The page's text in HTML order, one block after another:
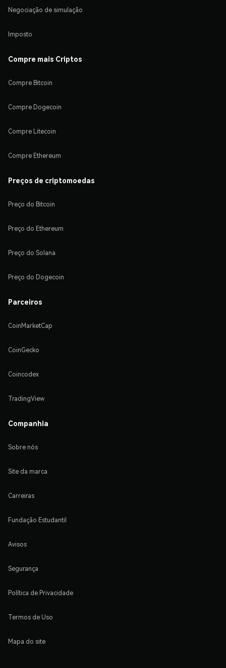
Negociação de simulação
Imposto
Compre mais Criptos
Compre Bitcoin
Compre Dogecoin
Compre Litecoin
Compre Ethereum
Preços de criptomoedas
Preço do Bitcoin
Preço do Ethereum
Preço do Solana
Preço do Dogecoin
Parceiros
CoinMarketCap
CoinGecko
Coincodex
TradingView
Companhia
Sobre nós
Site da marca
Carreiras
Fundação Estudantil
Avisos
Segurança
Política de Privacidade
Termos de Uso
Mapa do site